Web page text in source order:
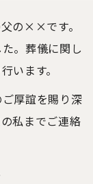
の××です。
。葬儀に関し
います。
厚誼を賜り深
私までご連絡